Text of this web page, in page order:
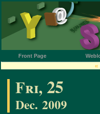
Front Page
«
Fri, 25
Dec. 2009